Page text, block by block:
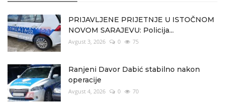
PRIJAVLJENE PRIJETNJE U ISTOČNOM
NOVOM SARAJEVU: Policija...
Avgust 3, 2026 0 75
Ranjeni Davor Dabić stabilno nakon
operacije
Avgust 4, 2026 0 70